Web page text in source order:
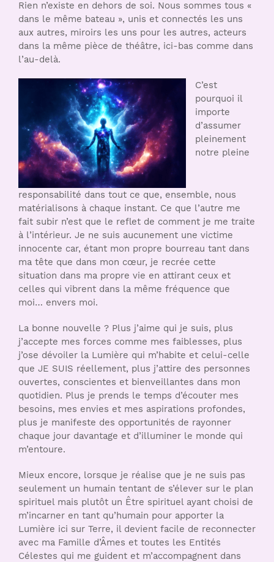
Rien n’existe en dehors de soi. Nous sommes tous «
dans le même bateau », unis et connectés les uns
aux autres, miroirs les uns pour les autres, acteurs
dans la même pièce de théâtre, ici-bas comme dans
l’au-delà.
C’est
pourquoi il
importe
d’assumer
pleinement
notre pleine
responsabilité dans tout ce que, ensemble, nous
matérialisons à chaque instant. Ce que l’autre me
fait subir n’est que le reflet de comment je me traite
à l’intérieur. Je ne suis aucunement une victime
innocente car, étant mon propre bourreau tant dans
ma tête que dans mon cœur, je recrée cette
situation dans ma propre vie en attirant ceux et
celles qui vibrent dans la même fréquence que
moi… envers moi.
La bonne nouvelle ? Plus j’aime qui je suis, plus
j’accepte mes forces comme mes faiblesses, plus
j’ose dévoiler la Lumière qui m’habite et celui-celle
que JE SUIS réellement, plus j’attire des personnes
ouvertes, conscientes et bienveillantes dans mon
quotidien. Plus je prends le temps d’écouter mes
besoins, mes envies et mes aspirations profondes,
plus je manifeste des opportunités de rayonner
chaque jour davantage et d’illuminer le monde qui
m’entoure.
Mieux encore, lorsque je réalise que je ne suis pas
seulement un humain tentant de s’élever sur le plan
spirituel mais plutôt un Être spirituel ayant choisi de
m’incarner en tant qu’humain pour apporter la
Lumière ici sur Terre, il devient facile de reconnecter
avec ma Famille d’Âmes et toutes les Entités
Célestes qui me guident et m’accompagnent dans